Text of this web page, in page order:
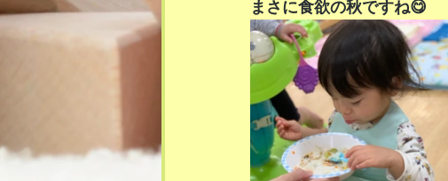
まさに食欲の秋ですね😋